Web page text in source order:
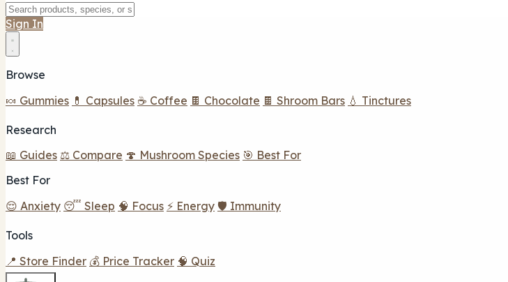
Sign In
Browse
🍬 Gummies 💊 Capsules ☕ Coffee 🍫 Chocolate 🍫 Shroom Bars 💧 Tinctures
Research
📖 Guides ⚖️ Compare 🍄 Mushroom Species 🎯 Best For
Best For
😌 Anxiety 😴 Sleep 🧠 Focus ⚡ Energy 🛡️ Immunity
Tools
📍 Store Finder 💰 Price Tracker 🧠 Quiz